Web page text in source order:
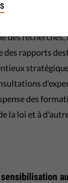
sont réels
des
rapports
des
la loi et à